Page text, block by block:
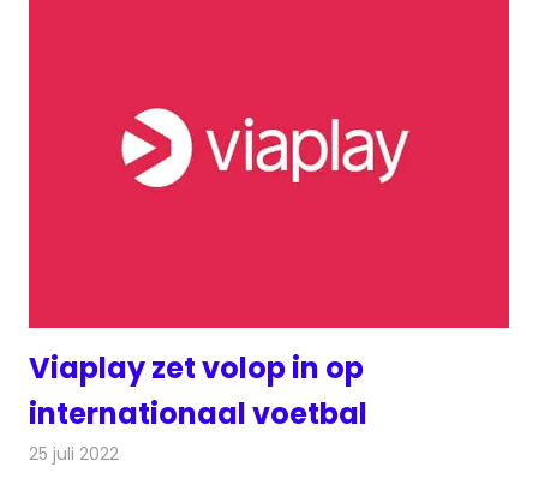
Viaplay zet volop in op
internationaal voetbal
25 juli 2022